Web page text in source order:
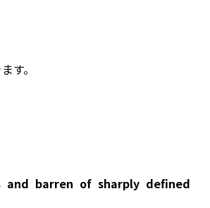
す。
and barren of sharply defined